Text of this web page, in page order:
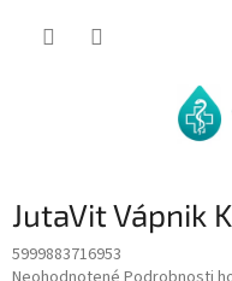
JutaVit Vápnik
5999883716953